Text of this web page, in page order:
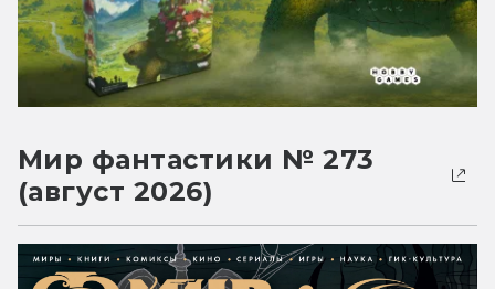
Мир фантастики № 273
(август 2026)